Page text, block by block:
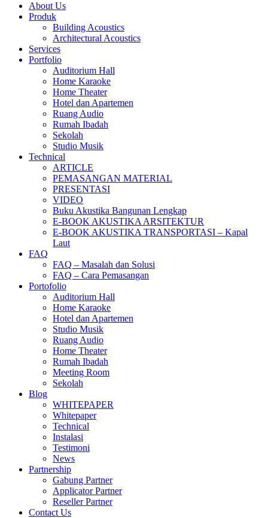
About Us
Produk
Building Acoustics
Architectural Acoustics
Services
Portfolio
Auditorium Hall
Home Karaoke
Home Theater
Hotel dan Apartemen
Ruang Audio
Rumah Ibadah
Sekolah
Studio Musik
Technical
ARTICLE
PEMASANGAN MATERIAL
PRESENTASI
VIDEO
Buku Akustika Bangunan Lengkap
E-BOOK AKUSTIKA ARSITEKTUR
E-BOOK AKUSTIKA TRANSPORTASI – Kapal
Laut
FAQ
FAQ – Masalah dan Solusi
FAQ – Cara Pemasangan
Portofolio
Auditorium Hall
Home Karaoke
Hotel dan Apartemen
Studio Musik
Ruang Audio
Home Theater
Rumah Ibadah
Meeting Room
Sekolah
Blog
WHITEPAPER
Whitepaper
Technical
Instalasi
Testimoni
News
Partnership
Gabung Partner
Applicator Partner
Reseller Partner
Contact Us